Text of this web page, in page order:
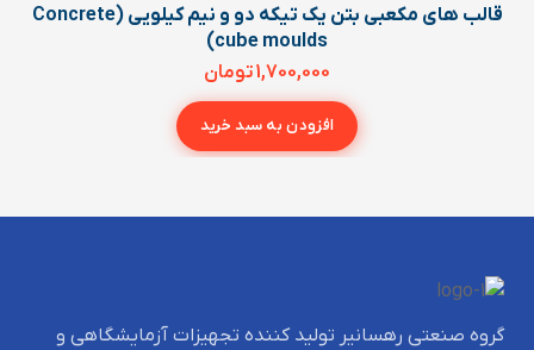
قالب های مکعبی بتن یک تیکه دو و نیم کیلویی (Concrete
cube moulds)
1,700,000تومان
افزودن به سبد خرید
گروه صنعتی رهسانیر تولید کننده تجهیزات آزمایشگاهی و